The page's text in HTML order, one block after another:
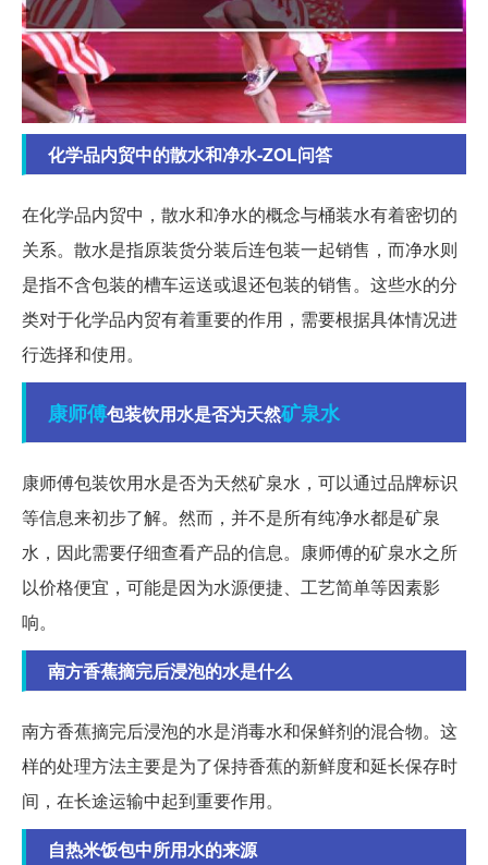
化学品内贸中的散水和净水-ZOL问答
在化学品内贸中，散水和净水的概念与桶装水有着密切的
关系。散水是指原装货分装后连包装一起销售，而净水则
是指不含包装的槽车运送或退还包装的销售。这些水的分
类对于化学品内贸有着重要的作用，需要根据具体情况进
行选择和使用。
康师傅包装饮用水是否为天然矿泉水
康师傅包装饮用水是否为天然矿泉水，可以通过品牌标识
等信息来初步了解。然而，并不是所有纯净水都是矿泉
水，因此需要仔细查看产品的信息。康师傅的矿泉水之所
以价格便宜，可能是因为水源便捷、工艺简单等因素影
响。
南方香蕉摘完后浸泡的水是什么
南方香蕉摘完后浸泡的水是消毒水和保鲜剂的混合物。这
样的处理方法主要是为了保持香蕉的新鲜度和延长保存时
间，在长途运输中起到重要作用。
自热米饭包中所用水的来源